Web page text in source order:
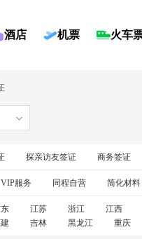
酒店 机票 火车
探亲访友签证 商务签证
VIP服务 同程自营 简化材料
江苏 浙江
江西
吉林 黑龙江 重庆